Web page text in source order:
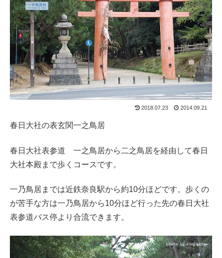
2018.07.23 2014.09.21
春日大社の表玄関一之鳥居
春日大社表参道 一之鳥居から二之鳥居を経由して春日
大社本殿まで歩くコースです。
一乃鳥居までは近鉄奈良駅から約10分ほどです。歩くの
が苦手な方は一乃鳥居から10分ほど行った先の春日大社
表参道バス停より合流できます。